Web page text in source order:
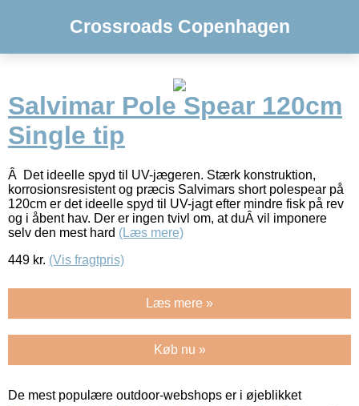
Crossroads Copenhagen
Salvimar Pole Spear 120cm
Single tip
Â Det ideelle spyd til UV-jægeren. Stærk konstruktion,
korrosionsresistent og præcis Salvimars short polespear på
120cm er det ideelle spyd til UV-jagt efter mindre fisk på rev
og i åbent hav. Der er ingen tvivl om, at duÂ vil imponere
selv den mest hard (Læs mere)
449 kr. (Vis fragtpris)
Læs mere »
Køb nu »
De mest populære outdoor-webshops er i øjeblikket